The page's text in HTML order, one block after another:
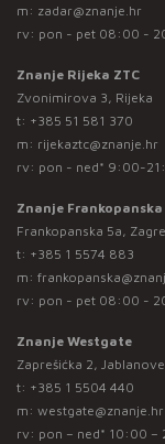
m: zadar@znanje.hr
rv: pon - pet 08:00 -
Znanje Rijeka ZTC
Zvonimirova 3, Rijeka
t: +385 51 581 370
m: rijekaztc@znanje.hr
rv: pon - ned* 9:00-
Znanje Frankopanska
Frankopanska 5a,
t: +385 1 5574 883
m:
rv: pon - pet 08:00 -
Znanje Westgate
Zaprešićka 2,
t: +385 1 5504 440
m: westgate@znanje.hr
rv: pon – ned* 10:00 –